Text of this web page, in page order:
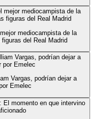
mediocampista de la
del Real Madrid
Vargas, podrían dejar a
Emelec